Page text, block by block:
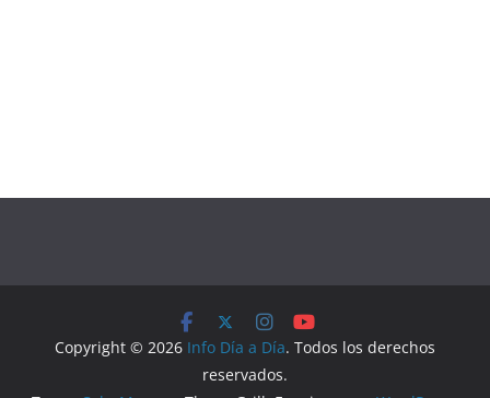
Copyright © 2026 Info Día a Día. Todos los derechos
reservados.